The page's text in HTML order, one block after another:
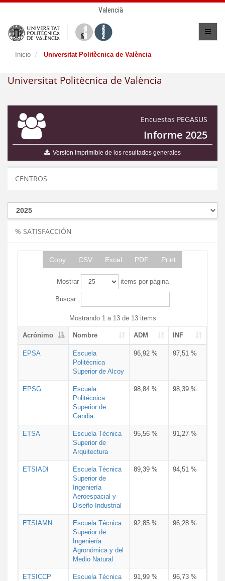
Valencià
Inicio Universitat Politècnica de València
Universitat Politècnica de València
Encuestas PEGASUS
Informe 2025
Versión imprimible de los resultados generales
CENTROS
% SATISFACCIÓN
Copy CSV Excel PDF Print
Mostrar items por página
Buscar:
Mostrando 1 a 13 de 13 items
Acrónimo Nombre ADM INF
EPSA
Escuela
Politécnica
Superior de Alcoy
96,92 % 97,51 %
EPSG
Escuela
Politécnica
Superior de
Gandia
98,84 % 98,39 %
ETSA
Escuela Técnica
Superior de
Arquitectura
95,56 % 91,27 %
ETSIADI
Escuela Técnica
Superior de
Ingeniería
Aeroespacial y
Diseño Industrial
89,39 % 94,51 %
ETSIAMN
Escuela Técnica
Superior de
Ingeniería
Agronómica y del
Medio Natural
92,85 % 96,28 %
ETSICCP
Escuela Técnica
91,99 % 96,73 %